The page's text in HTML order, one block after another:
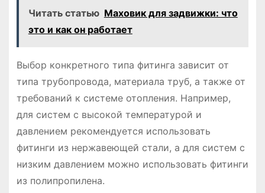
Читать статью Маховик для задвижки: что
это и как он работает
Выбор конкретного типа фитинга зависит от
типа трубопровода, материала труб, а также от
требований к системе отопления. Например,
для систем с высокой температурой и
давлением рекомендуется использовать
фитинги из нержавеющей стали, а для систем с
низким давлением можно использовать фитинги
из полипропилена.